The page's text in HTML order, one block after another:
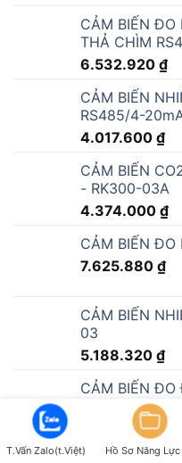
CẢM BIẾN ĐO
THẢ CHÌM
6.532.920 ₫
CẢM BIẾN
RS485/4-
4.017.600 ₫
CẢM BIẾN
- RK300-03A
4.374.000 ₫
CẢM BIẾN ĐO
7.625.880 ₫
CẢM BIẾN
03
5.188.320 ₫
CẢM BIẾN
RS485/4-
T.Vấn Zalo(t.Việt) Hồ Sơ Năng Lực